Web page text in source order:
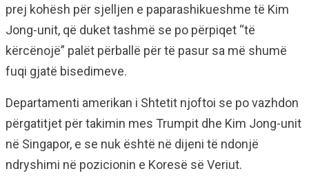
prej kohësh për sjelljen e paparashikueshme të Kim
Jong-unit, që duket tashmë se po përpiqet “të
kërcënojë” palët përballë për të pasur sa më shumë
fuqi gjatë bisedimeve.
Departamenti amerikan i Shtetit njoftoi se po vazhdon
përgatitjet për takimin mes Trumpit dhe Kim Jong-unit
në Singapor, e se nuk është në dijeni të ndonjë
ndryshimi në pozicionin e Koresë së Veriut.